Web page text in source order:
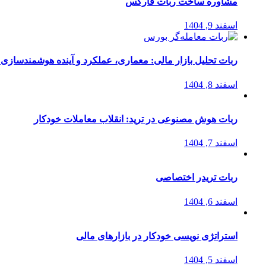
اسفند 9, 1404
ربات تحلیل بازار مالی: معماری، عملکرد و آینده
اسفند 8, 1404
ربات هوش مصنوعی در ترید: انقلاب معاملات خودکار
اسفند 7, 1404
ربات تریدر اختصاصی
اسفند 6, 1404
استراتژی‌ نویسی خودکار در بازارهای مالی
اسفند 5, 1404